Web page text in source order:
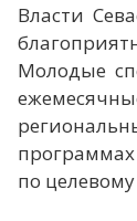
Власти
Молодые
по